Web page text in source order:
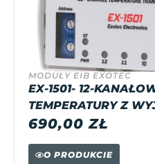
MODUŁY EIB EXOTEC
EX-1501- 12-
TEMPERATURY Z
690,00ZŁ
O PRODUKCIE